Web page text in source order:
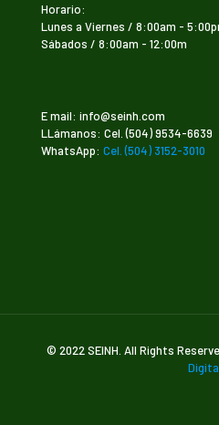
Horario:
Lunes a Viernes / 8:00am -
Sábados / 8:00am - 12:00m
E mail: info@seinh.com
LLámanos: Cel. (504) 9534-6639
WhatsApp: Cel. (504) 3152-3010
© 2022 SEINH. All Rights